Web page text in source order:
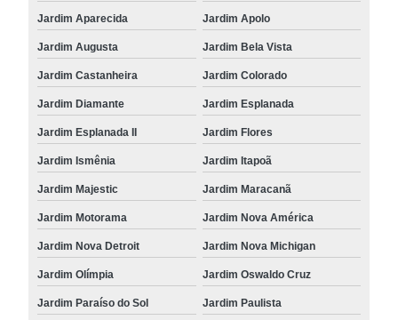
Jardim Aparecida Jardim Apolo
Jardim Augusta Jardim Bela Vista
Jardim Castanheira Jardim Colorado
Jardim Diamante Jardim Esplanada
Jardim Esplanada II Jardim Flores
Jardim Ismênia Jardim Itapoã
Jardim Majestic Jardim Maracanã
Jardim Motorama Jardim Nova América
Jardim Nova Detroit Jardim Nova Michigan
Jardim Olímpia Jardim Oswaldo Cruz
Jardim Paraíso do Sol Jardim Paulista